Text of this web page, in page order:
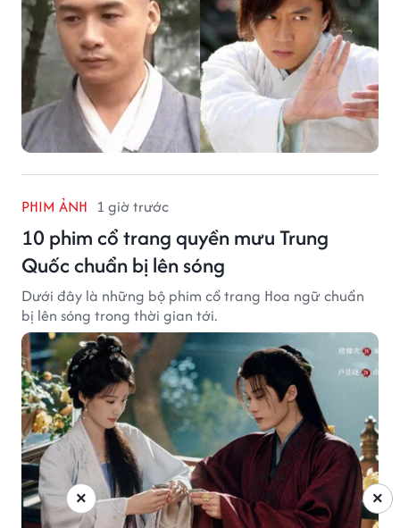
PHIM ẢNH 1 giờ trước
10 phim cổ trang quyền mưu Trung
Quốc chuẩn bị lên sóng
Dưới đây là những bộ phim cổ trang Hoa ngữ chuẩn
bị lên sóng trong thời gian tới.
×
×